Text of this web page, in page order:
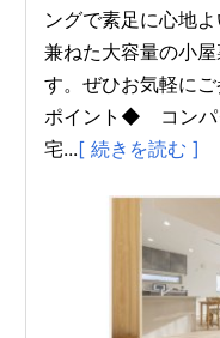
ングで素足に心地
兼ねた大容量の小
す。ぜひお気軽に
ポイント◆ コンパ
宅...[ 続きを読む ]